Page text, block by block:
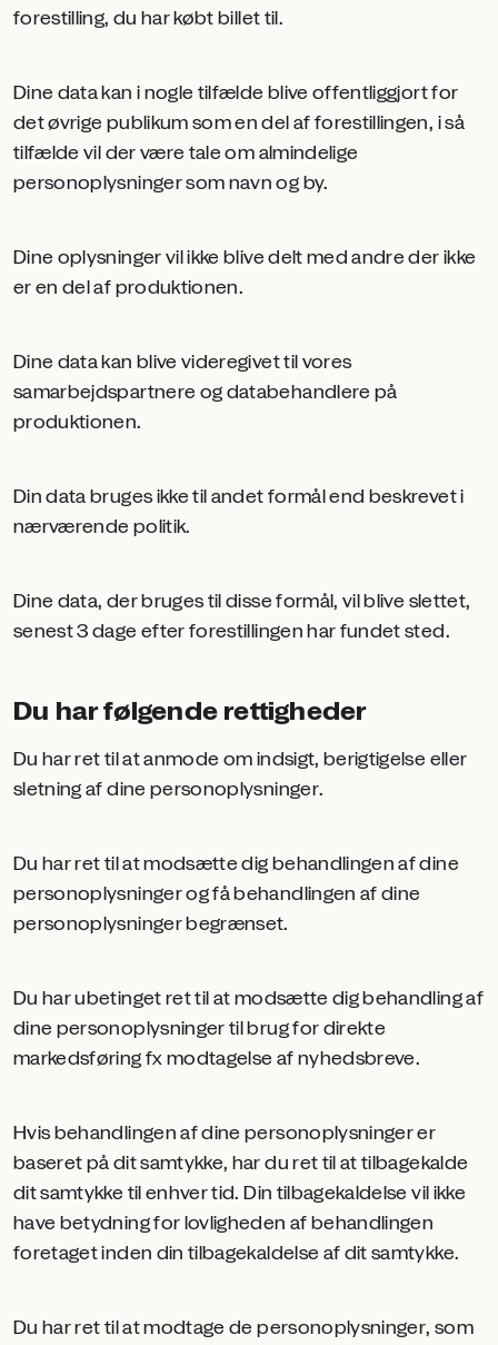
forestilling, du har købt billet til.
Dine data kan i nogle tilfælde blive offentliggjort for
det øvrige publikum som en del af forestillingen, i så
tilfælde vil der være tale om almindelige
personoplysninger som navn og by.
Dine oplysninger vil ikke blive delt med andre der ikke
er en del af produktionen.
Dine data kan blive videregivet til vores
samarbejdspartnere og databehandlere på
produktionen.
Din data bruges ikke til andet formål end beskrevet i
nærværende politik.
Dine data, der bruges til disse formål, vil blive slettet,
senest 3 dage efter forestillingen har fundet sted.
Du har følgende rettigheder
Du har ret til at anmode om indsigt, berigtigelse eller
sletning af dine personoplysninger.
Du har ret til at modsætte dig behandlingen af dine
personoplysninger og få behandlingen af dine
personoplysninger begrænset.
Du har ubetinget ret til at modsætte dig behandling af
dine personoplysninger til brug for direkte
markedsføring fx modtagelse af nyhedsbreve.
Hvis behandlingen af dine personoplysninger er
baseret på dit samtykke, har du ret til at tilbagekalde
dit samtykke til enhver tid. Din tilbagekaldelse vil ikke
have betydning for lovligheden af behandlingen
foretaget inden din tilbagekaldelse af dit samtykke.
Du har ret til at modtage de personoplysninger, som